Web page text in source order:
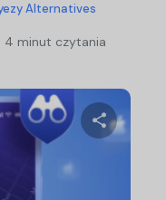
Alternatives
4 minut czytania